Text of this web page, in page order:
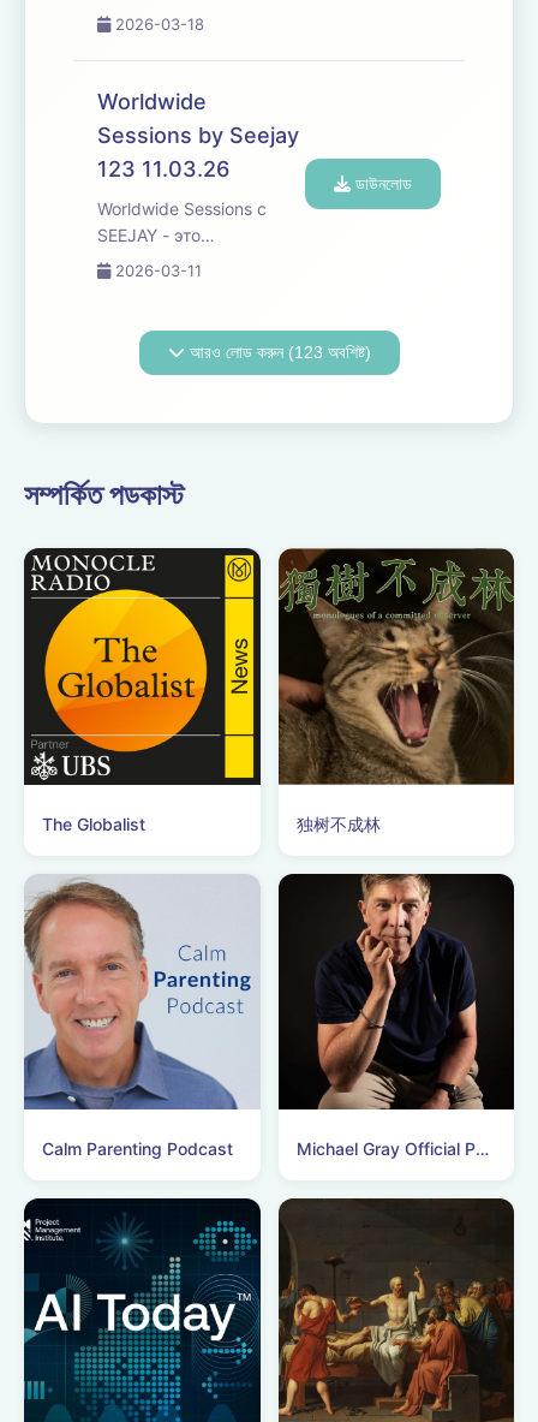
захватывающее
путешествие, которое
переступает границы,
увлекательное
исследование
различных культур и
жанров танцевальной
2026-03-18
Worldwide
Sessions by Seejay
123 11.03.26
Worldwide Sessions с
SEEJAY - это
захватывающее
переступает границы,
погружая вас в
исследование
музыки со всего ...
2026-03-11
ডাউনলোড
আরও লোড করুন (123 অবশিষ্ট)
সম্পর্কিত পডকাস্ট
The Globalist 独树不成林
Calm Parenting Podcast Michael Gray Official Podcasts